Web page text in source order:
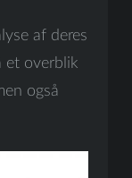
af deres
et overblik
også